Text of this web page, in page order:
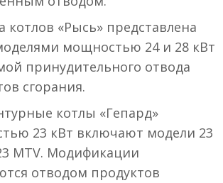
котлов «Рысь» представлена
мощностью 24 и 28 кВт
принудительного отвода
сгорания.
котлы «Гепард»
23 кВт включают модели 23
MTV. Модификации
отводом продуктов